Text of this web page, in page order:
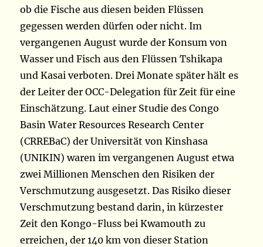
ob die Fische aus diesen beiden Flüssen
gegessen werden dürfen oder nicht. Im
vergangenen August wurde der Konsum von
Wasser und Fisch aus den Flüssen Tshikapa
und Kasai verboten. Drei Monate später hält es
der Leiter der OCC-Delegation für Zeit für eine
Einschätzung. Laut einer Studie des Congo
Basin Water Resources Research Center
(CRREBaC) der Universität von Kinshasa
(UNIKIN) waren im vergangenen August etwa
zwei Millionen Menschen den Risiken der
Verschmutzung ausgesetzt. Das Risiko dieser
Verschmutzung bestand darin, in kürzester
Zeit den Kongo-Fluss bei Kwamouth zu
erreichen, der 140 km von dieser Station